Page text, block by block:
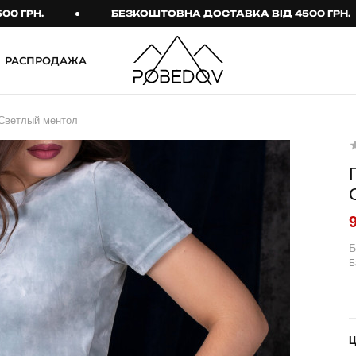
БЕЗКОШТОВНА ДОСТАВКА ВІД 4500 ГРН.
Брюки
Джогери
Карго
Спортивні штани
КОМПЛЕКТИ
Куртка й штани
Тактичний жіночий
одяг
Тактичні рукавиці
Тактичні шкарпетки
ТЕРМО-КОМПЛЕКТИ
ФУТБОЛКИ І СОРОЧКИ
РАСПРОДАЖА
ментол